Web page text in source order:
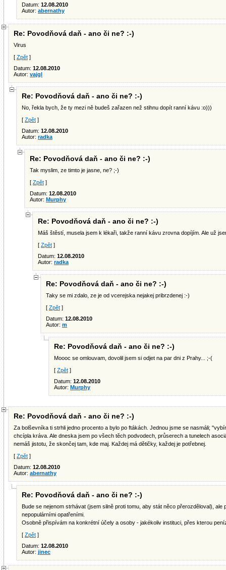
Datum: 12.08.2010
Autor: abernathy
Re: Povodňová daň - ano či ne? :-)
Virus
[ Zpět ]
Datum: 12.08.2010
Autor: vajgl
Re: Povodňová daň - ano či ne? :-)
No, řekla bych, že ty mezi ně budeš zařazen než stihnu dopít ranní kávu :o)))
[ Zpět ]
Datum: 12.08.2010
Autor: radka
Re: Povodňová daň - ano či ne? :-)
Tak myslim, ze timto je jasne, ne? ;-)
[ Zpět ]
Datum: 12.08.2010
Autor: Murphy
Re: Povodňová daň - ano či ne? :-)
Máš štěstí, musela jsem k lékaři, takže ranní kávu zrovna dopíjím. Ale už
[ Zpět ]
Datum: 12.08.2010
Autor: radka
Re: Povodňová daň - ano či ne? :-)
Taky se mi zdalo, ze je od vcerejska nejakej pribrzdenej :-)
[ Zpět ]
Datum: 12.08.2010
Autor: m
Re: Povodňová daň - ano či ne? :-)
Moooc se omlouvam, dovolil jsem si odjet na par dni z Prahy... ;-(
[ Zpět ]
Datum: 12.08.2010
Autor: Murphy
Re: Povodňová daň - ano či ne? :-)
Za bolševníka ti strhli jedno procento a bylo po ftákách. Jednou jsme se nasmáli;
chcípla kráva. Ale dneska jsem po všech těch podvodech, průserech a tunelech
nemáš jistotu, že skončej tam, kde maj. Každej má dětičky, každej je potřebnej.
[ Zpět ]
Datum: 12.08.2010
Autor: abernathy
Re: Povodňová daň - ano či ne? :-)
Bude se nejenom strhávat (jsem silně proti tomu, aby stát něco přerozděloval), ale
nepopulárními opatřeními.
Osobně přispívám na konkrétní účely a osoby - jakékoliv instituci, přes kterou
[ Zpět ]
Datum: 12.08.2010
Autor: jinec